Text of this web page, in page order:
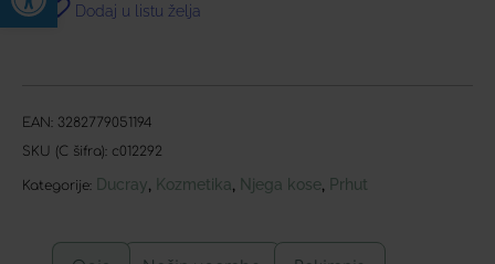
Dodaj u listu želja
EAN: 3282779051194
SKU (C šifra): c012292
Kategorije: Ducray, Kozmetika, Njega kose, Prhut